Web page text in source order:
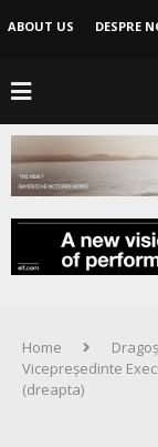
ABOUT US DESPRE
Home
Vicepreședinte
(dreapta)